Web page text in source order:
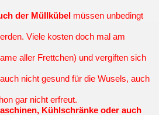
der Müllkübel müssen unbedingt
Viele kosten doch mal am
aller Frettchen) und vergiften sich
nicht gesund für die Wusels, auch
gar nicht erfreut.
Kühlschränke oder auch